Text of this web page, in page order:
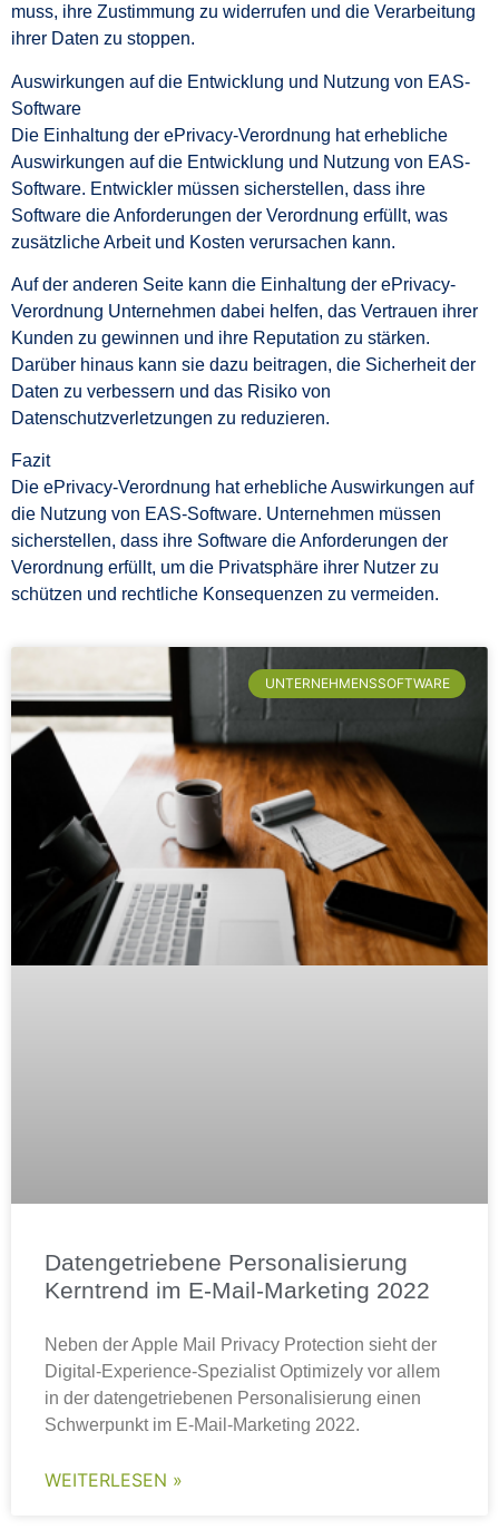
muss, ihre Zustimmung zu widerrufen und die Verarbeitung
ihrer Daten zu stoppen.
Auswirkungen auf die Entwicklung und Nutzung von EAS-
Software
Die Einhaltung der ePrivacy-Verordnung hat erhebliche
Auswirkungen auf die Entwicklung und Nutzung von EAS-
Software. Entwickler müssen sicherstellen, dass ihre
Software die Anforderungen der Verordnung erfüllt, was
zusätzliche Arbeit und Kosten verursachen kann.
Auf der anderen Seite kann die Einhaltung der ePrivacy-
Verordnung Unternehmen dabei helfen, das Vertrauen ihrer
Kunden zu gewinnen und ihre Reputation zu stärken.
Darüber hinaus kann sie dazu beitragen, die Sicherheit der
Daten zu verbessern und das Risiko von
Datenschutzverletzungen zu reduzieren.
Fazit
Die ePrivacy-Verordnung hat erhebliche Auswirkungen auf
die Nutzung von EAS-Software. Unternehmen müssen
sicherstellen, dass ihre Software die Anforderungen der
Verordnung erfüllt, um die Privatsphäre ihrer Nutzer zu
schützen und rechtliche Konsequenzen zu vermeiden.
UNTERNEHMENSSOFTWARE
Datengetriebene Personalisierung
Kerntrend im E-Mail-Marketing 2022
Neben der Apple Mail Privacy Protection sieht der
Digital-Experience-Spezialist Optimizely vor allem
in der datengetriebenen Personalisierung einen
Schwerpunkt im E-Mail-Marketing 2022.
WEITERLESEN »